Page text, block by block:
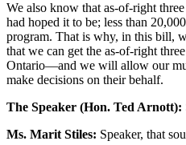
We also know that as-of-right
had hoped it to be; less than
program. That is why, in this bill,
that we can get the as-of-right
Ontario—and we will allow our
make decisions on their behalf.
The Speaker (Hon. Ted Arnott):
Ms. Marit Stiles: Speaker, that